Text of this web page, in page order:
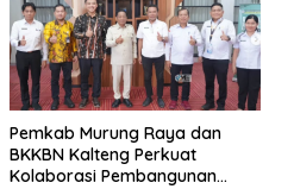
Pemkab Murung Raya dan
BKKBN Kalteng Perkuat
Kolaborasi Pembangunan